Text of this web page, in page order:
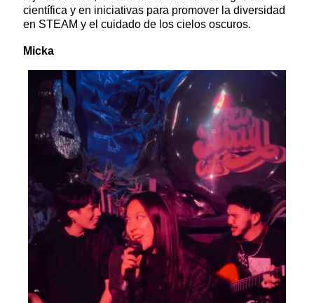
científica y en iniciativas para promover la diversidad
en STEAM y el cuidado de los cielos oscuros.
Micka